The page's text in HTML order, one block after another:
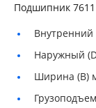
Подшипник 7611
Наружный
Ширина (B)